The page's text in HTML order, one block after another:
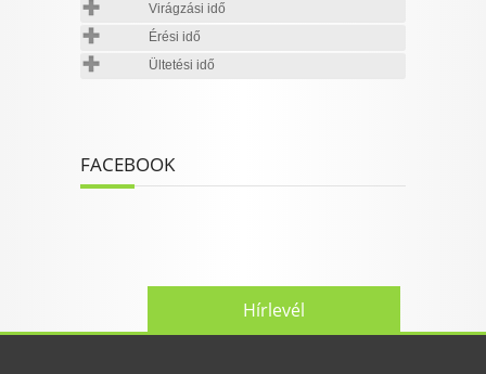
Virágzási idő
Érési idő
Ültetési idő
FACEBOOK
Hírlevél